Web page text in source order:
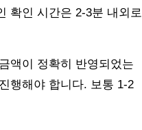
확인 시간은 2-3분 내외로
액이 정확히 반영되었는
행해야 합니다. 보통 1-2